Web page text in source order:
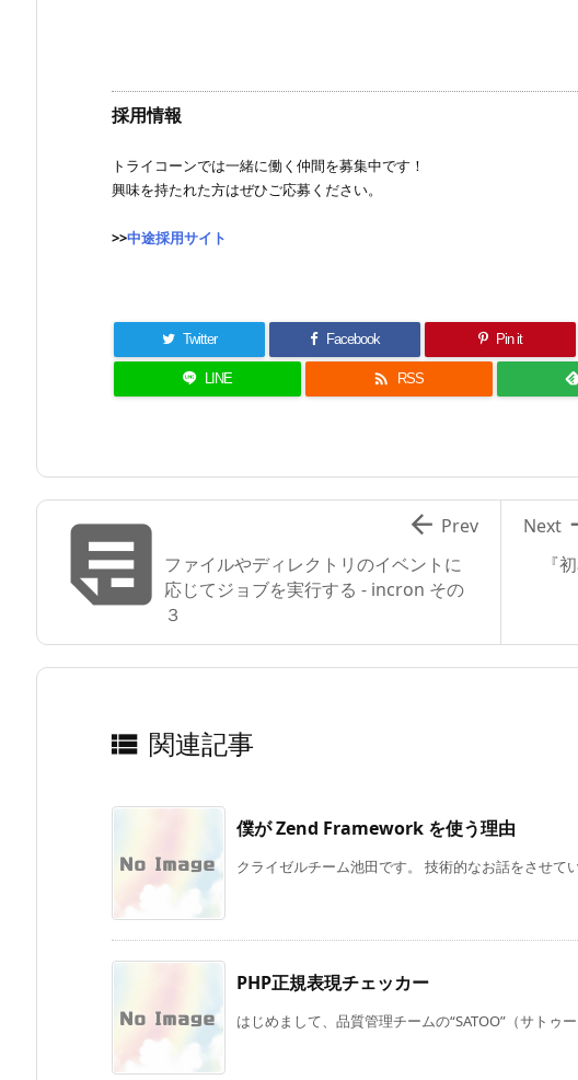
採用情報
トライコーンでは一緒に働く仲間を募集中です！
興味を持たれた方はぜひご応募ください。
>>中途採用サイト
Twitter Facebook Pin it
LINE  RSS
『
Next
ファイルやディレクトリのイベントに
応じてジョブを実行する - incron その
３
 Prev
 関連記事
僕が Zend Framework を使う理由
クライゼルチーム池田です。 技術的なお話をさせて
PHP正規表現チェッカー
はじめまして、品質管理チームの“SATOO”（サトゥ